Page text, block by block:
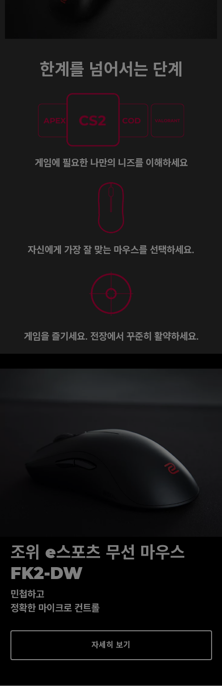
한계를 넘어서는 단계
게임에 필요한 나만의 니즈를 이해하세요
자신에게 가장 잘 맞는 마우스를 선택하세요.
게임을 즐기세요. 전장에서 꾸준히 활약하세요.
조위 e스포츠 무선 마우스
FK2-DW
민첩하고
정확한 마이크로 컨트롤
자세히 보기